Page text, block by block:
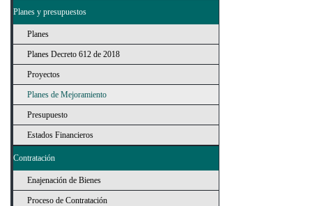
Planes y presupuestos
Planes
Planes Decreto 612 de 2018
Proyectos
Planes de Mejoramiento
Presupuesto
Estados Financieros
Contratación
Enajenación de Bienes
Proceso de Contratación